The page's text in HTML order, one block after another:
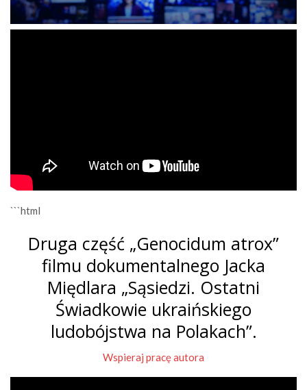
```html
Druga część „Genocidum atrox”
filmu dokumentalnego Jacka
Międlara „Sąsiedzi. Ostatni
Świadkowie ukraińskiego
ludobójstwa na Polakach”.
Wspieraj pracę autora